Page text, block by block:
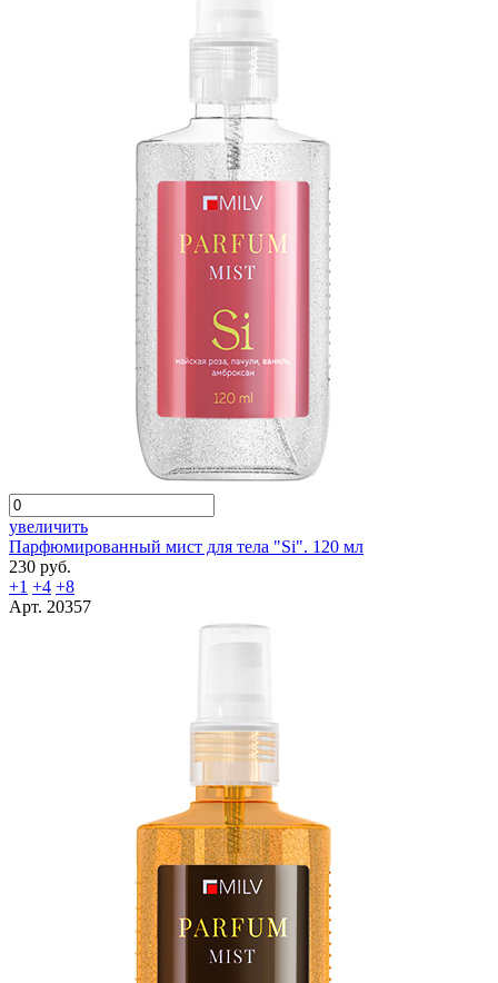
увеличить
Парфюмированный мист для тела "Si". 120 мл
230 руб.
+1 +4 +8
Арт. 20357